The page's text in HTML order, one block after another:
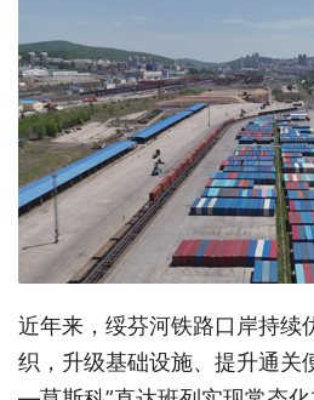
近年来，绥芬河铁路口岸持续
织，升级基础设施、提升通关